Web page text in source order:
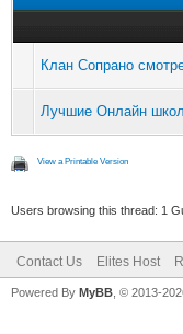
Клан Сопрано
Лучшие Онлайн
View a Printable Version
Users browsing this thread: 1
Contact Us Elites Host
Powered By MyBB , © 2013-